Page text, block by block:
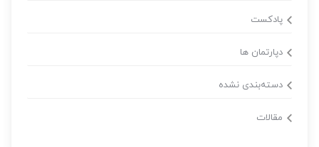
پادکست
دپارتمان ها
دسته‌بندی نشده
مقالات